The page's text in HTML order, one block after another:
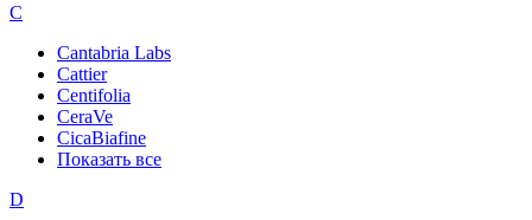
C
Cantabria Labs
Cattier
Centifolia
CeraVe
CicaBiafine
Показать все
D